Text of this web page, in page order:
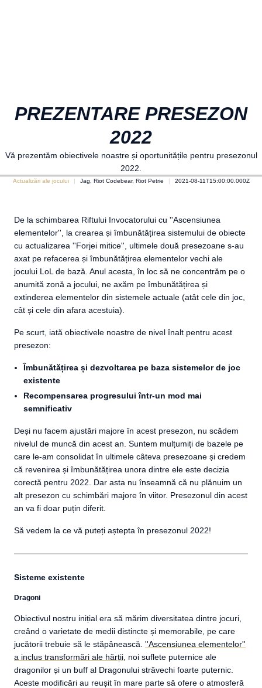
PREZENTARE PRESEZON
2022
Vă prezentăm obiectivele noastre și oportunitățile pentru presezonul
2022.
Actualizări ale jocului Jag, Riot Codebear, Riot Petrie 2021-08-11T15:00:00.000Z
De la schimbarea Riftului Invocatorului cu ''Ascensiunea
elementelor'', la crearea și îmbunătățirea sistemului de obiecte
cu actualizarea ''Forjei mitice'', ultimele două presezoane s-au
axat pe refacerea și îmbunătățirea elementelor vechi ale
jocului LoL de bază. Anul acesta, în loc să ne concentrăm pe o
anumită zonă a jocului, ne axăm pe îmbunătățirea și
extinderea elementelor din sistemele actuale (atât cele din joc,
cât și cele din afara acestuia).
Pe scurt, iată obiectivele noastre de nivel înalt pentru acest
presezon:
Îmbunătățirea și dezvoltarea pe baza sistemelor de joc
existente
Recompensarea progresului într-un mod mai
semnificativ
Deși nu facem ajustări majore în acest presezon, nu scădem
nivelul de muncă din acest an. Suntem mulțumiți de bazele pe
care le-am consolidat în ultimele câteva presezoane și credem
că revenirea și îmbunătățirea unora dintre ele este decizia
corectă pentru 2022. Dar asta nu înseamnă că nu plănuim un
alt presezon cu schimbări majore în viitor. Presezonul din acest
an va fi doar puțin diferit.
Să vedem la ce vă puteți aștepta în presezonul 2022!
Sisteme existente
Dragoni
Obiectivul nostru inițial era să mărim diversitatea dintre jocuri,
creând o varietate de medii distincte și memorabile, pe care
jucătorii trebuie să le stăpânească. ''Ascensiunea elementelor''
a inclus transformări ale hărții , noi suflete puternice ale
dragonilor și un buff al Dragonului străvechi foarte puternic.
Aceste modificări au reușit în mare parte să ofere o atmosferă